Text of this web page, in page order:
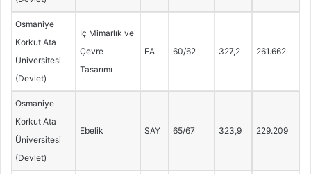
Osmaniye
Korkut Ata
Üniversitesi
(Devlet)
İç Mimarlık ve
Çevre
Tasarımı
EA 60/62 327,2 261.662
Osmaniye
Korkut Ata
Üniversitesi
(Devlet)
Ebelik SAY 65/67 323,9 229.209